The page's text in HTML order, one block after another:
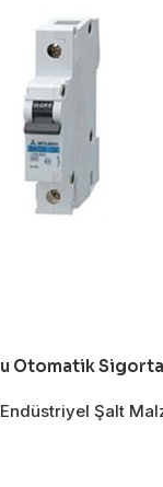
Otomatik Sigorta
Şalt